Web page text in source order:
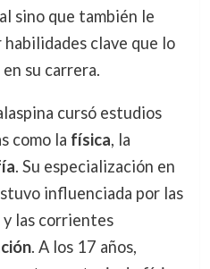
sino que también le
clave que lo
su carrera.
cursó estudios
como la física, la
. Su especialización en
influenciada por las
y las corrientes
. A los 17 años,